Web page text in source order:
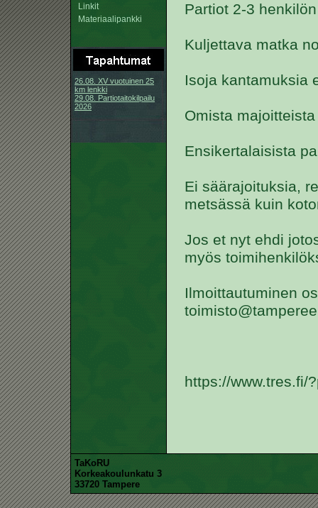
Linkit
Materiaalipankki
26.08. XV vuotuinen 25
km lenkki
29.08. Partiotaitokilpailu
2026
Partiot 2-3
Kuljettava matka
Isoja kantamuksia
Omista
Ensikertalaisista
Ei säärajoituksia,
metsässä kuin
Jos et nyt ehdi
myös
Ilmoittautuminen
https://www.tres.fi/
TaKoRU
Korkeakoulunkatu 3
33720 Tampere